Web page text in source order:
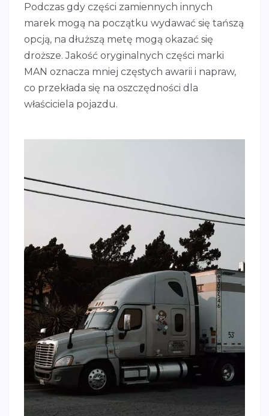
Podczas gdy części zamiennych innych
marek mogą na początku wydawać się tańszą
opcją, na dłuższą metę mogą okazać się
droższe. Jakość oryginalnych części marki
MAN oznacza mniej częstych awarii i napraw,
co przekłada się na oszczędności dla
właściciela pojazdu.